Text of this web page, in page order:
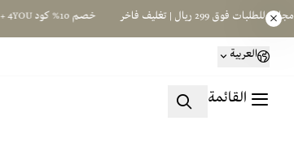
خصم 10% كود 4YOU + توصيل مجاني للطلبات فوق 299 ريال | تغليف فاخر
العربية
القائمة